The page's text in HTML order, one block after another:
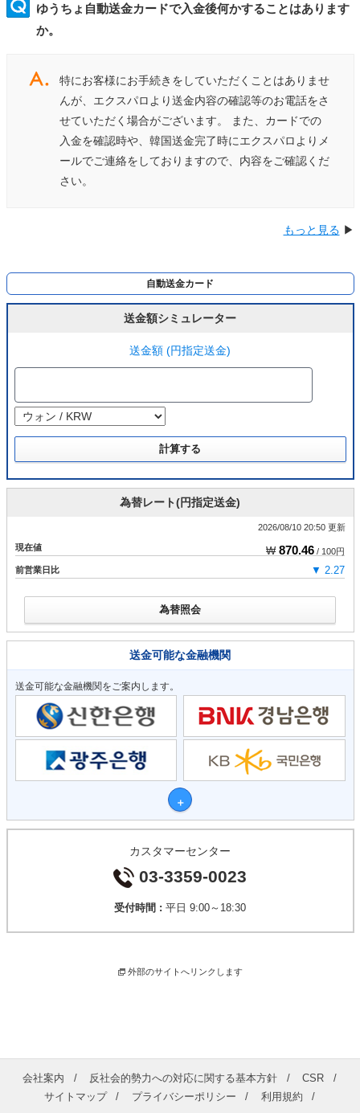
ゆうちょ自動送金カードで入金後何かすることはあります
か。
特にお客様にお手続きをしていただくことはありませ
んが、エクスパロより送金内容の確認等のお電話をさ
せていただく場合がございます。 また、カードでの
入金を確認時や、韓国送金完了時にエクスパロよりメ
ールでご連絡をしておりますので、内容をご確認くだ
さい。
もっと見る ▶
自動送金カード
送金額シミュレーター
送金額 (円指定送金)
為替レート(円指定送金)
2026/08/10 20:50 更新
現在値 ₩870.46 / 100円
前営業日比
▼ 2.27
為替照会
送金可能な金融機関
送金可能な金融機関をご案内します。
カスタマーセンター
03-3359-0023
受付時間 : 平日 9:00～18:30
外部のサイトへリンクします
会社案内 反社会的勢力への対応に関する基本方針
CSR
サイトマップ
プライバシーポリシー 利用規約